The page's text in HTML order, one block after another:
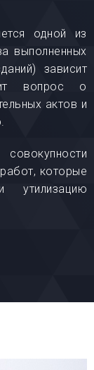
одной из
выполненных
зависит
вопрос о
актов и
которые
утилизацию